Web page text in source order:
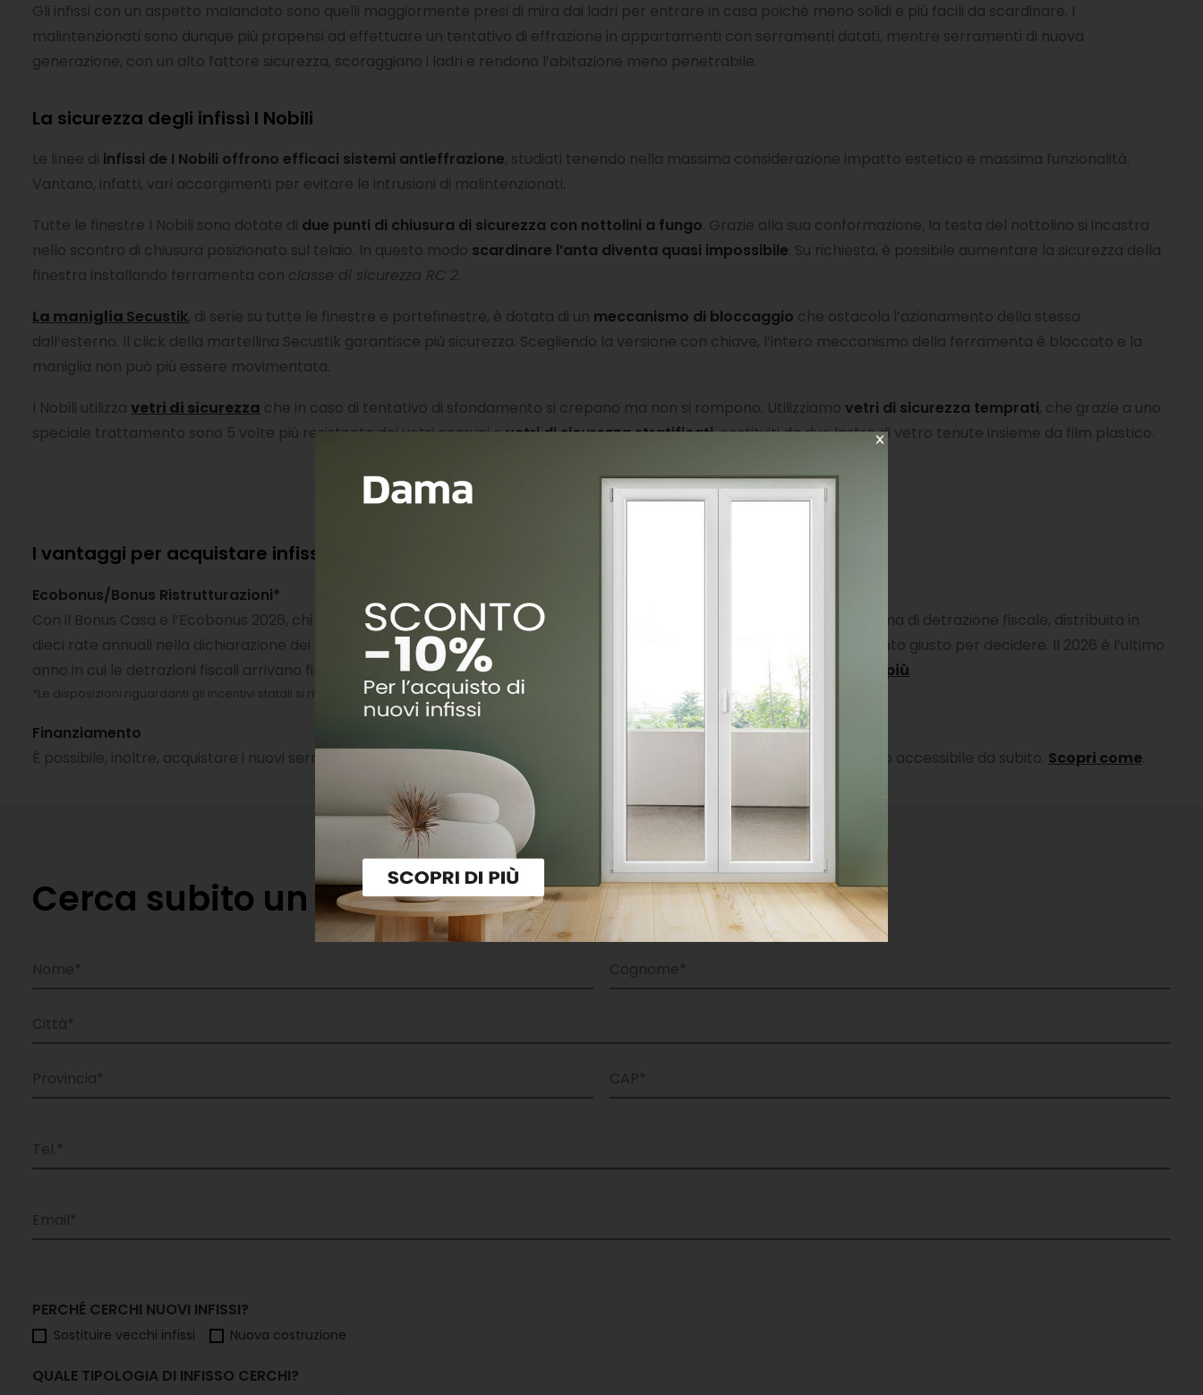
Gli infissi con un aspetto malandato sono quelli maggiormente presi di mira dai ladri per entrare in casa poiché meno solidi e più facili da scardinare. I
malintenzionati sono dunque più propensi ad effettuare un tentativo di effrazione in appartamenti con serramenti datati, mentre serramenti di nuova
generazione, con un alto fattore sicurezza, scoraggiano i ladri e rendono l’abitazione meno penetrabile.
La sicurezza degli infissi I Nobili
Le linee di infissi de I Nobili offrono efficaci sistemi antieffrazione, studiati tenendo nella massima considerazione impatto estetico e massima funzionalità.
Vantano, infatti, vari accorgimenti per evitare le intrusioni di malintenzionati.
Tutte le finestre I Nobili sono dotate di due punti di chiusura di sicurezza con nottolini a fungo. Grazie alla sua conformazione, la testa del nottolino si incastra
nello scontro di chiusura posizionato sul telaio. In questo modo scardinare l’anta diventa quasi impossibile. Su richiesta, è possibile aumentare la sicurezza della
finestra installando ferramenta con classe di sicurezza RC 2.
La maniglia Secustik, di serie su tutte le finestre e portefinestre, è dotata di un meccanismo di bloccaggio che ostacola l’azionamento della stessa
dall’esterno. Il click della martellina Secustik garantisce più sicurezza. Scegliendo la versione con chiave, l’intero meccanismo della ferramenta è bloccato e la
maniglia non può più essere movimentata.
I Nobili utilizza vetri di sicurezza che in caso di tentativo di sfondamento si crepano ma non si rompono. Utilizziamo vetri di sicurezza temprati, che grazie a uno
speciale trattamento sono 5 volte più resistente dei vetri comuni e vetri di sicurezza stratificati, costituiti da due lastre di vetro tenute insieme da film plastico.
I vantaggi per acquistare infissi I Nobili
Ecobonus/Bonus Ristrutturazioni*
Con il Bonus Casa e l’Ecobonus 2026, chi sostituisce le finestre può recuperare fino al 50% della spesa sostenuta sotto forma di detrazione fiscale, distribuita in
dieci rate annuali nella dichiarazione dei redditi. Se hai rimandato finora la sostituzione delle tue finestre, questo è il momento giusto per decidere. Il 2026 è l’ultimo
anno in cui le detrazioni fiscali arrivano fino al 50%: dal 1° gennaio 2027 il vantaggio si riduce in modo significativo.
Scopri di più.
*Le disposizioni riguardanti gli incentivi statali si riferiscono alla data di pubblicazione dell’articolo.
Finanziamento
È possibile, inoltre, acquistare i nuovi serramenti in comode rate, con un finanziamento pensato per rendere l’investimento accessibile da subito. Scopri come.
Cerca subito un rivenditore di serramenti I Nobili!
PERCHÉ CERCHI NUOVI INFISSI?
Sostituire vecchi infissi Nuova costruzione
QUALE TIPOLOGIA DI INFISSO CERCHI?